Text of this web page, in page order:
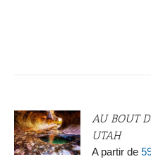
AU BOUT
UTAH
A partir de